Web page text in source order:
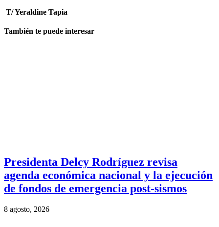
T/ Yeraldine Tapia
También te puede interesar
Presidenta Delcy Rodríguez revisa
agenda económica nacional y la ejecución
de fondos de emergencia post-sismos
8 agosto, 2026